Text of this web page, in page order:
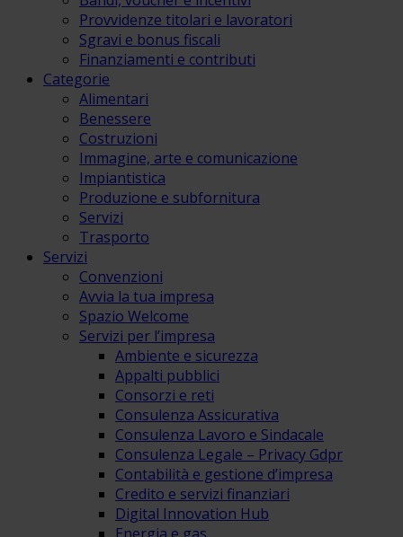
Provvidenze titolari e lavoratori
Sgravi e bonus fiscali
Finanziamenti e contributi
Categorie
Alimentari
Benessere
Costruzioni
Immagine, arte e comunicazione
Impiantistica
Produzione e subfornitura
Servizi
Trasporto
Servizi
Convenzioni
Avvia la tua impresa
Spazio Welcome
Servizi per l’impresa
Ambiente e sicurezza
Appalti pubblici
Consorzi e reti
Consulenza Assicurativa
Consulenza Lavoro e Sindacale
Consulenza Legale – Privacy Gdpr
Contabilità e gestione d’impresa
Credito e servizi finanziari
Digital Innovation Hub